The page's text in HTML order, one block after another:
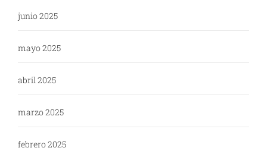
junio 2025
mayo 2025
abril 2025
marzo 2025
febrero 2025